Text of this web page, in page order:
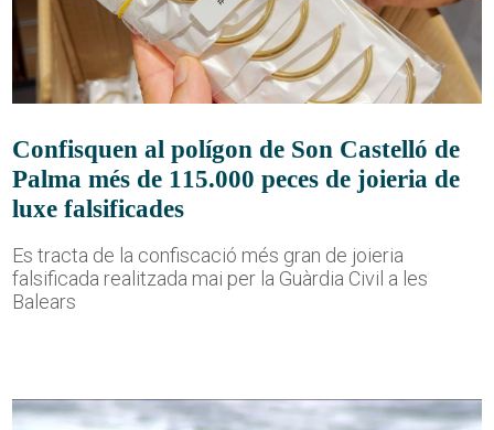
Confisquen al polígon de Son Castelló de
Palma més de 115.000 peces de joieria de
luxe falsificades
Es tracta de la confiscació més gran de joieria
falsificada realitzada mai per la Guàrdia Civil a les
Balears